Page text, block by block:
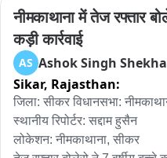
कसल्याही प्रकारची जीवितहानी
भेगा पडल्याच्या घटना देखील
नागरिकांनी सतर्क राहावे.
असलेल्या घरांमध्ये राहणाऱ्या
आवाहन जिल्हा प्रशासनामार्फत
*ग्राफिक्स*
जिल्हा प्रशासनाच्या महत्त्वाच्या
नीमकाथाना में तेज रफ्तार
कड़ी कार्रवाई
AS Ashok Singh
Sikar, Rajasthan:
जिला: सीकर विधानसभा:
स्थानीय रिपोर्टर: सद्दाम हुसैन
लोकेशन: नीमकाथाना, सीकर